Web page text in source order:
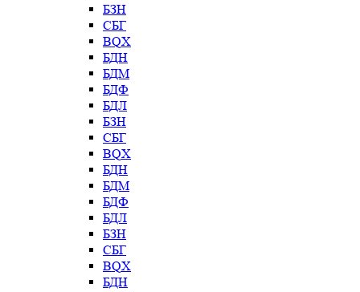
БЗН
СБГ
BQX
БДН
БДМ
БДФ
БДЛ
БЗН
СБГ
BQX
БДН
БДМ
БДФ
БДЛ
БЗН
СБГ
BQX
БДН